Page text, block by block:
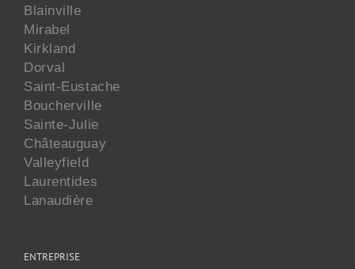
Blainville
Mirabel
Kirkland
Dorval
Saint-Eustache
Boucherville
Sainte-Julie
Châteauguay
Valleyfield
Laurentides
Lanaudière
ENTREPRISE